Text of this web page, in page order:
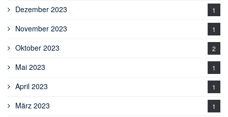
Dezember 2023 1
November 2023 1
Oktober 2023 2
Mai 2023 1
April 2023 1
März 2023 1